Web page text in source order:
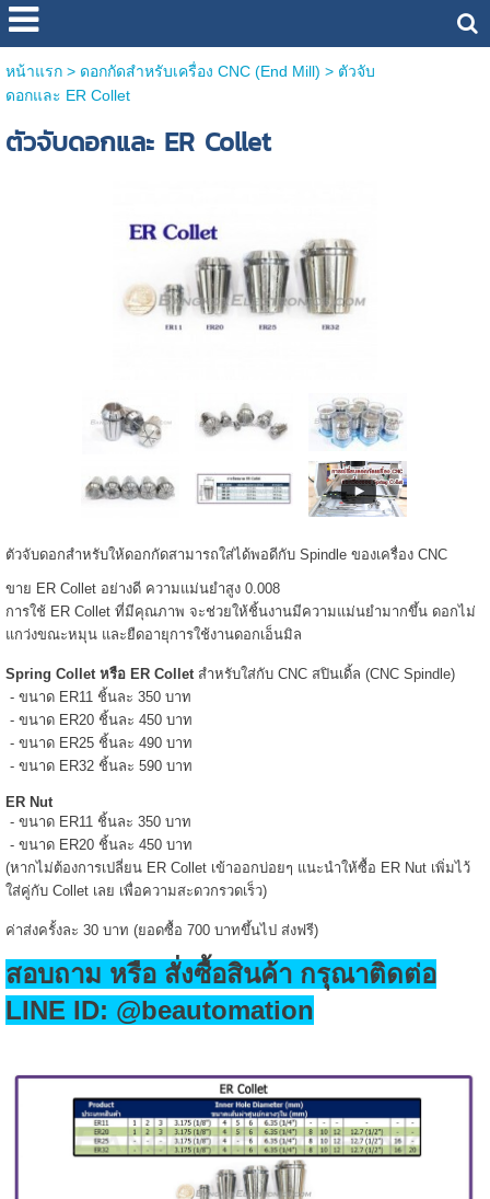
หน้าแรก> ดอกกัดสำหรับเครื่อง CNC (End Mill) > ตัวจับ
ดอกและ ER Collet
ตัวจับดอกและ ER Collet
ตัวจับดอกสำหรับให้ดอกกัดสามารถใส่ได้พอดีกับ Spindle ของเครื่อง CNC
ขาย ER Collet อย่างดี ความแม่นยำสูง 0.008
การใช้ ER Collet ที่มีคุณภาพ จะช่วยให้ชิ้นงานมีความแม่นยำมากขึ้น ดอกไม่
แกว่งขณะหมุน และยืดอายุการใช้งานดอกเอ็นมิล
Spring Collet หรือ ER Collet สำหรับใส่กับ CNC สปินเดิ้ล (CNC Spindle)
- ขนาด ER11 ชิ้นละ 350 บาท
- ขนาด ER20 ชิ้นละ 450 บาท
- ขนาด ER25 ชิ้นละ 490 บาท
- ขนาด ER32 ชิ้นละ 590 บาท
ER Nut
- ขนาด ER11 ชิ้นละ 350 บาท
- ขนาด ER20 ชิ้นละ 450 บาท
(หากไม่ต้องการเปลี่ยน ER Collet เข้าออกบ่อยๆ แนะนำให้ซื้อ ER Nut เพิ่มไว้
ใส่คู่กับ Collet เลย เพื่อความสะดวกรวดเร็ว)
ค่าส่งครั้งละ 30บาท (ยอดซื้อ 700 บาทขึ้นไป ส่งฟรี)
สอบถาม หรือ สั่งซื้อสินค้า กรุณาติดต่อ
LINE ID: @beautomation